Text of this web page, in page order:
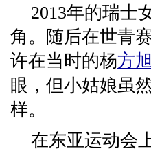
2013年的瑞士
角。随后在世青
许在当时的杨方
眼，但小姑娘虽
样。
在东亚运动会